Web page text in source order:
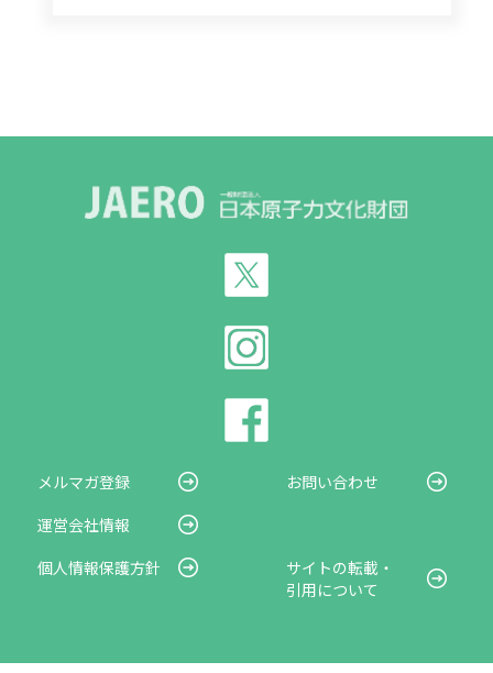
メルマガ登録
お問い合わせ
運営会社情報
個人情報保護方針
サイトの転載・
引用について